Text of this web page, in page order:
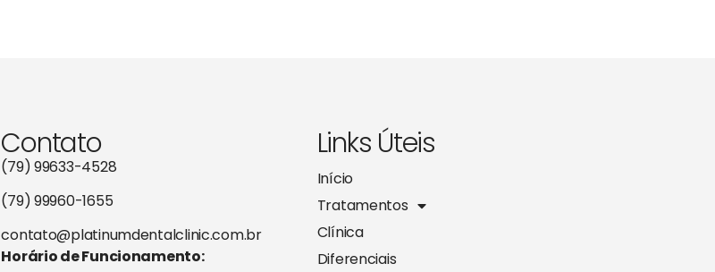
Contato
(79) 99633-4528
(79) 99960-1655
contato@platinumdentalclinic.com.br
Horário de Funcionamento:
Links Úteis
Início
Tratamentos
Clínica
Diferenciais